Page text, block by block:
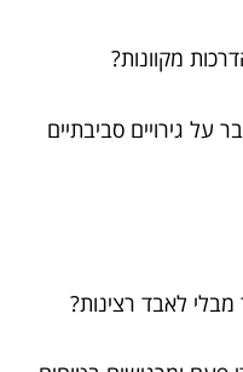
מקוונות?
על גירויים סביבתיים
לאבד רצינות?